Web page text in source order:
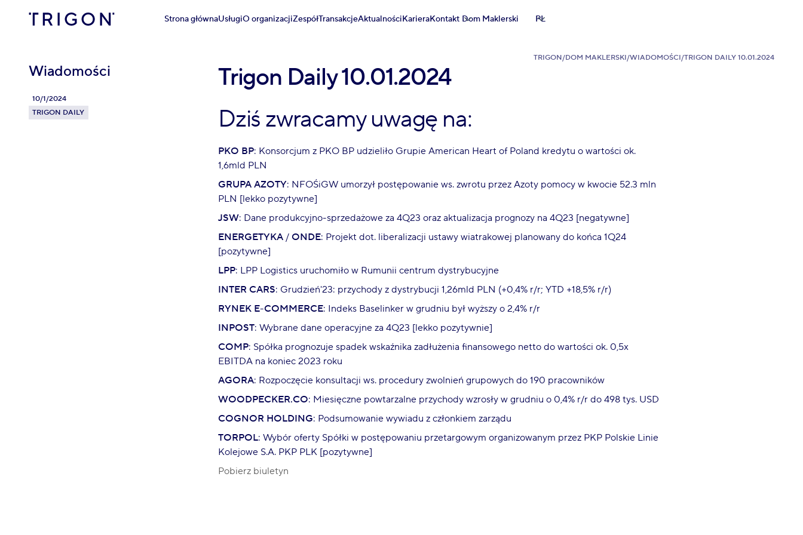
Strona głównaUsługiO organizacjiZespółTransakcjeAktualnościKarieraKontakt Dom Maklerski PL
TRIGON/DOM MAKLERSKI/WIADOMOŚCI/TRIGON DAILY 10.01.2024
Wiadomości Trigon Daily 10.01.2024
10/1/2024
TRIGON DAILY
Dziś zwracamy uwagę na:
PKO BP: Konsorcjum z PKO BP udzieliło Grupie American Heart of Poland kredytu o wartości ok.
1,6mld PLN
GRUPA AZOTY: NFOŚiGW umorzył postępowanie ws. zwrotu przez Azoty pomocy w kwocie 52.3 mln
PLN [lekko pozytywne]
JSW: Dane produkcyjno-sprzedażowe za 4Q23 oraz aktualizacja prognozy na 4Q23 [negatywne]
ENERGETYKA / ONDE: Projekt dot. liberalizacji ustawy wiatrakowej planowany do końca 1Q24
[pozytywne]
LPP: LPP Logistics uruchomiło w Rumunii centrum dystrybucyjne
INTER CARS: Grudzień'23: przychody z dystrybucji 1,26mld PLN (+0,4% r/r; YTD +18,5% r/r)
RYNEK E-COMMERCE: Indeks Baselinker w grudniu był wyższy o 2,4% r/r
INPOST: Wybrane dane operacyjne za 4Q23 [lekko pozytywnie]
COMP: Spółka prognozuje spadek wskaźnika zadłużenia finansowego netto do wartości ok. 0,5x
EBITDA na koniec 2023 roku
AGORA: Rozpoczęcie konsultacji ws. procedury zwolnień grupowych do 190 pracowników
WOODPECKER.CO: Miesięczne powtarzalne przychody wzrosły w grudniu o 0,4% r/r do 498 tys. USD
COGNOR HOLDING: Podsumowanie wywiadu z członkiem zarządu
TORPOL: Wybór oferty Spółki w postępowaniu przetargowym organizowanym przez PKP Polskie Linie
Kolejowe S.A. PKP PLK [pozytywne]
Pobierz biuletyn